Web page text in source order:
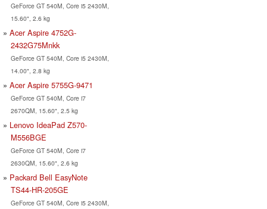
GeForce GT 540M, Core i5 2430M,
15.60", 2.6 kg
Acer Aspire 4752G-
2432G75Mnkk
GeForce GT 540M, Core i5 2430M,
14.00", 2.8 kg
Acer Aspire 5755G-9471
GeForce GT 540M, Core i7
2670QM, 15.60", 2.5 kg
Lenovo IdeaPad Z570-
M556BGE
GeForce GT 540M, Core i7
2630QM, 15.60", 2.6 kg
Packard Bell EasyNote
TS44-HR-205GE
GeForce GT 540M, Core i5 2430M,